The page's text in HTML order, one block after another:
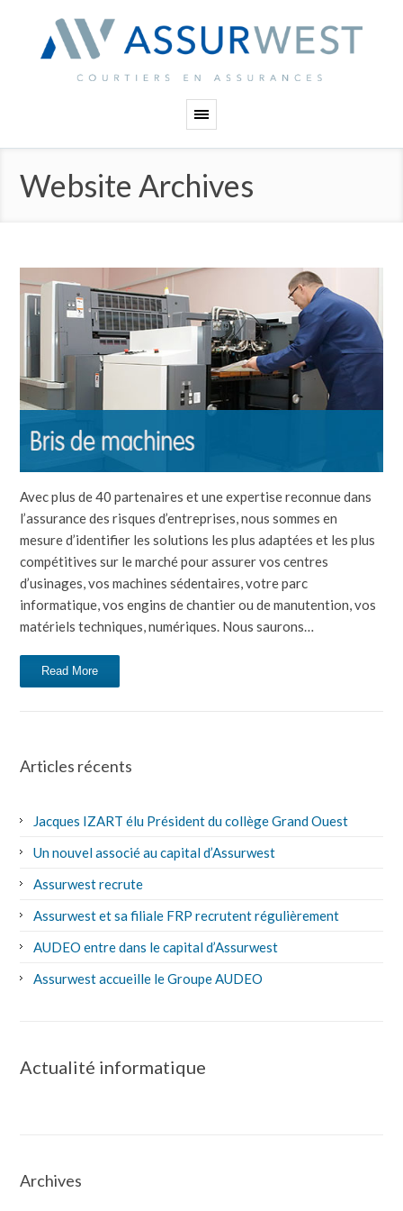
Website Archives
Avec plus de 40 partenaires et une expertise reconnue dans
l’assurance des risques d’entreprises, nous sommes en
mesure d’identifier les solutions les plus adaptées et les plus
compétitives sur le marché pour assurer vos centres
d’usinages, vos machines sédentaires, votre parc
informatique, vos engins de chantier ou de manutention, vos
matériels techniques, numériques. Nous saurons…
Read More
Articles récents
Jacques IZART élu Président du collège Grand Ouest
Un nouvel associé au capital d’Assurwest
Assurwest recrute
Assurwest et sa filiale FRP recrutent régulièrement
AUDEO entre dans le capital d’Assurwest
Assurwest accueille le Groupe AUDEO
Actualité informatique
Archives